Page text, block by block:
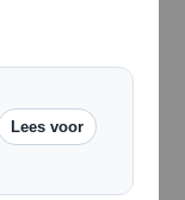
Lees voor